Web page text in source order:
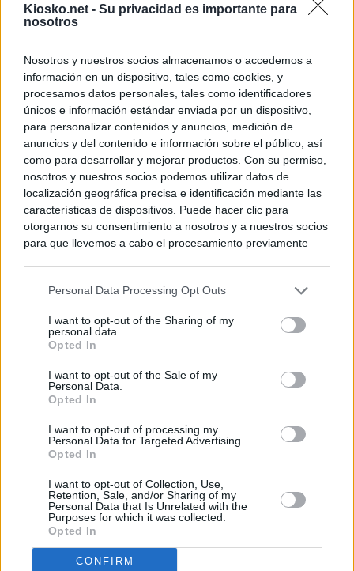
Kiosko.net - Su privacidad es importante para
nosotros
Nosotros y nuestros socios almacenamos o accedemos a
información en un dispositivo, tales como cookies, y
procesamos datos personales, tales como identificadores
únicos e información estándar enviada por un dispositivo,
para personalizar contenidos y anuncios, medición de
anuncios y del contenido e información sobre el público, así
como para desarrollar y mejorar productos. Con su permiso,
nosotros y nuestros socios podemos utilizar datos de
localización geográfica precisa e identificación mediante las
características de dispositivos. Puede hacer clic para
otorgarnos su consentimiento a nosotros y a nuestros socios
para que llevemos a cabo el procesamiento previamente
negar su consentimiento. Tenga en cuenta que algún
de su consentimiento, pero usted tiene el derecho de
rechazar tal procesamiento. Sus preferencias se aplicarán
cualquier momento entrando de nuevo en este sitio web o
visitando nuestra política de privacidad.
Personal Data Processing Opt Outs
I want to opt-out of the Sharing of my
personal data.
Opted In
I want to opt-out of the Sale of my
Personal Data.
Opted In
I want to opt-out of processing my
Personal Data for Targeted Advertising.
Opted In
I want to opt-out of Collection, Use,
Retention, Sale, and/or Sharing of my
Personal Data that Is Unrelated with the
Purposes for which it was collected.
Opted In
CONFIRM